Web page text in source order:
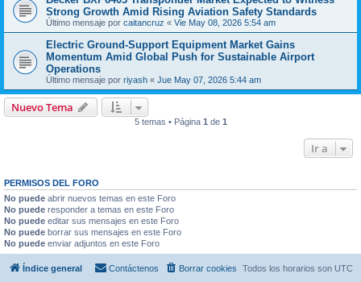
Strong Growth Amid Rising Aviation Safety Standards
Último mensaje por caitancruz « Vie May 08, 2026 5:54 am
Electric Ground-Support Equipment Market Gains
Momentum Amid Global Push for Sustainable Airport
Operations
Último mensaje por riyash « Jue May 07, 2026 5:44 am
Nuevo Tema
5 temas • Página 1 de 1
Ir a
PERMISOS DEL FORO
No puede abrir nuevos temas en este Foro
No puede responder a temas en este Foro
No puede editar sus mensajes en este Foro
No puede borrar sus mensajes en este Foro
No puede enviar adjuntos en este Foro
Índice general Todos los horarios son UTC
Borrar cookies
Contáctenos